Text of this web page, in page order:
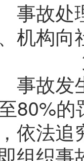
处理
机构
发生
80%的
依法追
织事